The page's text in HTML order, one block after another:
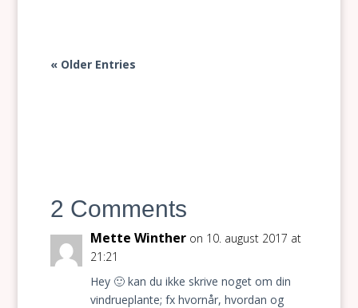
« Older Entries
2 Comments
Mette Winther on 10. august 2017 at
21:21
Hey 🙂 kan du ikke skrive noget om din
vindrueplante; fx hvornår, hvordan og